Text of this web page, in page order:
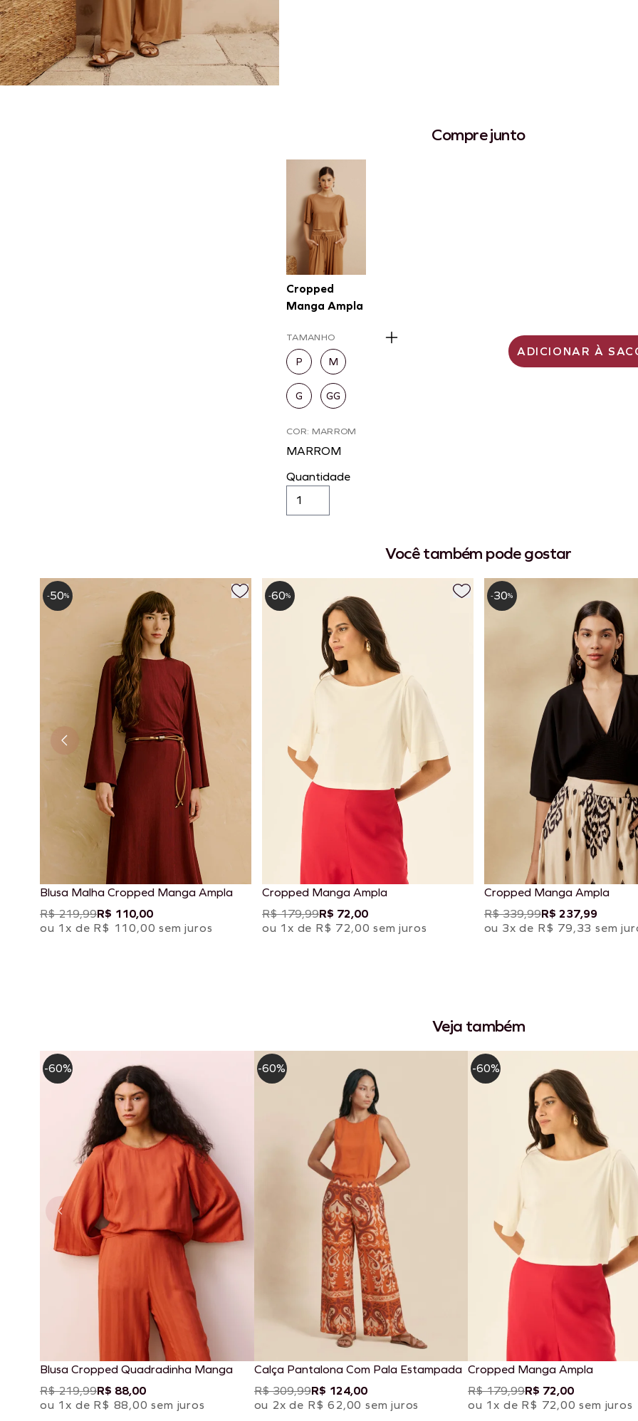
Compre junto
Cropped
Manga Ampla
TAMANHO
P M
G GG
COR: MARROM
MARROM
Quantidade
ADICIONAR À
Você também pode gostar
Blusa Malha Cropped Manga Ampla
R$ 219,99R$ 110,00
ou 1x de R$ 110,00 sem juros
-50%
Cropped Manga Ampla
R$ 179,99R$ 72,00
ou 1x de R$ 72,00 sem juros
-60%
Cropped Manga Ampla
R$ 339,99R$ 237,99
ou 3x de R$ 79,33 sem
-30%
Veja também
Blusa Cropped Quadradinha Manga
R$ 219,99R$ 88,00
ou 1x de R$ 88,00 sem juros
-60%
Calça Pantalona Com Pala Estampada
R$ 309,99R$ 124,00
ou 2x de R$ 62,00 sem juros
-60%
Cropped Manga Ampla
R$ 179,99R$ 72,00
ou 1x de R$ 72,00 sem juros
-60%